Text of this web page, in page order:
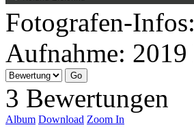
Fotografen-Infos:
Aufnahme: 2019
3 Bewertungen
Album Download Zoom In